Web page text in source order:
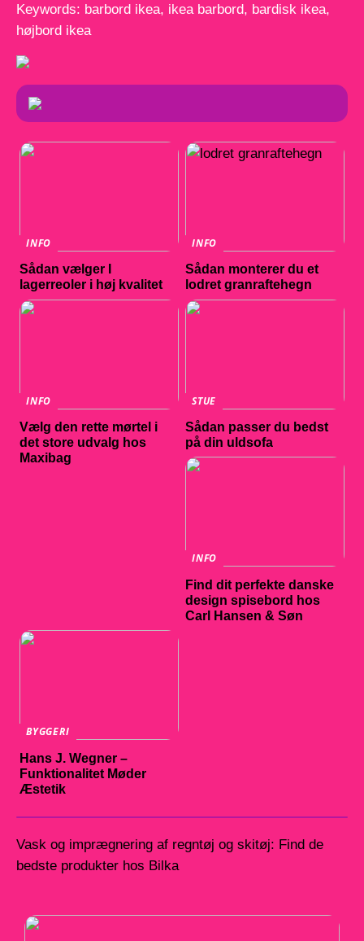
Keywords: barbord ikea, ikea barbord, bardisk ikea,
højbord ikea
INFO
Sådan vælger I
lagerreoler i høj kvalitet
INFO
Sådan monterer du et
lodret granraftehegn
INFO
Vælg den rette mørtel i
det store udvalg hos
Maxibag
STUE
Sådan passer du bedst
på din uldsofa
INFO
Find dit perfekte danske
design spisebord hos
Carl Hansen & Søn
BYGGERI
Hans J. Wegner –
Funktionalitet Møder
Æstetik
Vask og imprægnering af regntøj og skitøj: Find de
bedste produkter hos Bilka